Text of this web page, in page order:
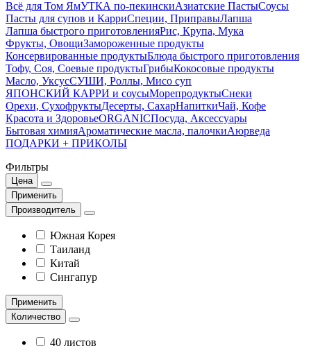
Всё для Том ЯмУТКА по-пекинскиАзиатские ПастыСоусы
Пасты для супов и КарриСпеции, ПриправыЛапша
Лапша быстрого приготовленияРис, Крупа, Мука
Фрукты, ОвощиЗамороженные продукты
Консервированные продуктыБлюда быстрого приготовления
Тофу, Соя, Соевые продуктыГрибыКокосовые продукты
Масло, УксусСУШИ, Роллы, Мисо суп
ЯПОНСКИЙ КАРРИ и соусыМорепродуктыСнеки
Орехи, СухофруктыДесерты, СахарНапиткиЧай, Кофе
Красота и ЗдоровьеORGANICПосуда, Аксессуары
Бытовая химияАроматические масла, палочкиАюрведа
ПОДАРКИ + ПРИКОЛЫ
Фильтры
Цена
Применить
Производитель
Южная Корея
Таиланд
Китай
Сингапур
Применить
Количество
40 листов